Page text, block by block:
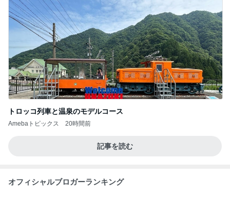
トロッコ列車と温泉のモデルコース
Amebaトピックス 20時間前
記事を読む
オフィシャルブロガーランキング